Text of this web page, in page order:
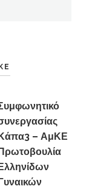
Κάπα3 – ΑμΚΕ
Πρωτοβουλία
Ελληνίδων
Γυναικών